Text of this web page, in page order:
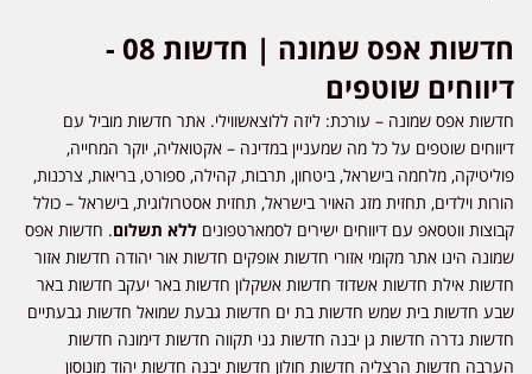
חדשות אפס שמונה | חדשות 08 -
דיווחים שוטפים
חדשות אפס שמונה – עורכת: ליזה ללוצאשווילי. אתר חדשות מוביל עם
דיווחים שוטפים על כל מה שמעניין במדינה – אקטואליה, יוקר המחייה,
פוליטיקה, מלחמה בישראל, ביטחון, תרבות, קהילה, ספורט, בריאות, צרכנות,
הורות וילדים, תחזית מזג האויר בישראל, תחזית אסטרולוגית, בישראל – כולל
קבוצות ווטסאפ עם דיווחים ישירים לסמארטפונים ללא תשלום. חדשות אפס
שמונה הינו אתר מקומי אזורי חדשות אופקים חדשות אור יהודה חדשות אזור
חדשות אילת חדשות אשדוד חדשות אשקלון חדשות באר יעקב חדשות באר
שבע חדשות בית שמש חדשות בת ים חדשות גבעת שמואל חדשות גבעתיים
חדשות גדרה חדשות גן יבנה חדשות גני תקווה חדשות דימונה חדשות
הערבה חדשות הרצליה חדשות חולון חדשות יבנה חדשות יהוד מונוסון